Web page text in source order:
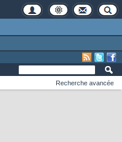
Recherche avancée